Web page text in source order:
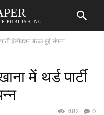
PUBLISHING
इंस्पेक्शन बैठक हुई संपन्न
में थर्ड पार्टी
0
482